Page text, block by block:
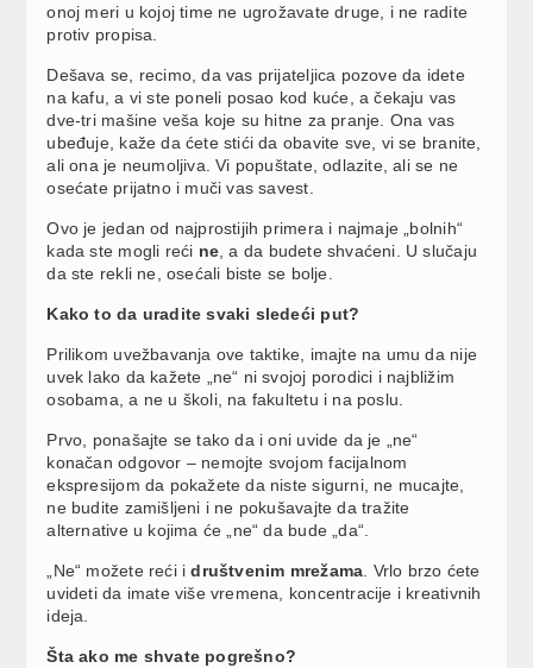
onoj meri u kojoj time ne ugrožavate druge, i ne radite
protiv propisa.
Dešava se, recimo, da vas prijateljica pozove da idete
na kafu, a vi ste poneli posao kod kuće, a čekaju vas
dve-tri mašine veša koje su hitne za pranje. Ona vas
ubeđuje, kaže da ćete stići da obavite sve, vi se branite,
ali ona je neumoljiva. Vi popuštate, odlazite, ali se ne
osećate prijatno i muči vas savest.
Ovo je jedan od najprostijih primera i najmaje „bolnih“
kada ste mogli reći ne , a da budete shvaćeni. U slučaju
da ste rekli ne, osećali biste se bolje.
Kako to da uradite svaki sledeći put?
Prilikom uvežbavanja ove taktike, imajte na umu da nije
uvek lako da kažete „ne“ ni svojoj porodici i najbližim
osobama, a ne u školi, na fakultetu i na poslu.
Prvo, ponašajte se tako da i oni uvide da je „ne“
konačan odgovor – nemojte svojom facijalnom
ekspresijom da pokažete da niste sigurni, ne mucajte,
ne budite zamišljeni i ne pokušavajte da tražite
alternative u kojima će „ne“ da bude „da“.
„Ne“ možete reći idruštvenim mrežama . Vrlo brzo ćete
uvideti da imate više vremena, koncentracije i kreativnih
ideja.
Šta ako me shvate pogrešno?